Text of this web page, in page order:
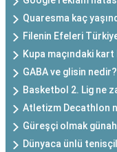
Quaresma kaç
Filenin Efeleri
Kupa maçındaki
GABA ve glisin nedir?
Basketbol 2. Lig ne
Atletizm Decathlon
Güreşçi olmak günah
Dünyaca ünlü